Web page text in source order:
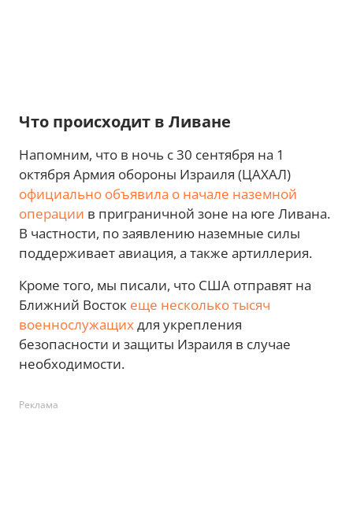
Что происходит в Ливане
Напомним, что в ночь с 30 сентября на 1
октября Армия обороны Израиля (ЦАХАЛ)
официально объявила о начале наземной
операции в приграничной зоне на юге Ливана.
В частности, по заявлению наземные силы
поддерживает авиация, а также артиллерия.
Кроме того, мы писали, что США отправят на
Ближний Восток еще несколько тысяч
военнослужащихдля укрепления
безопасности и защиты Израиля в случае
необходимости.
Реклама